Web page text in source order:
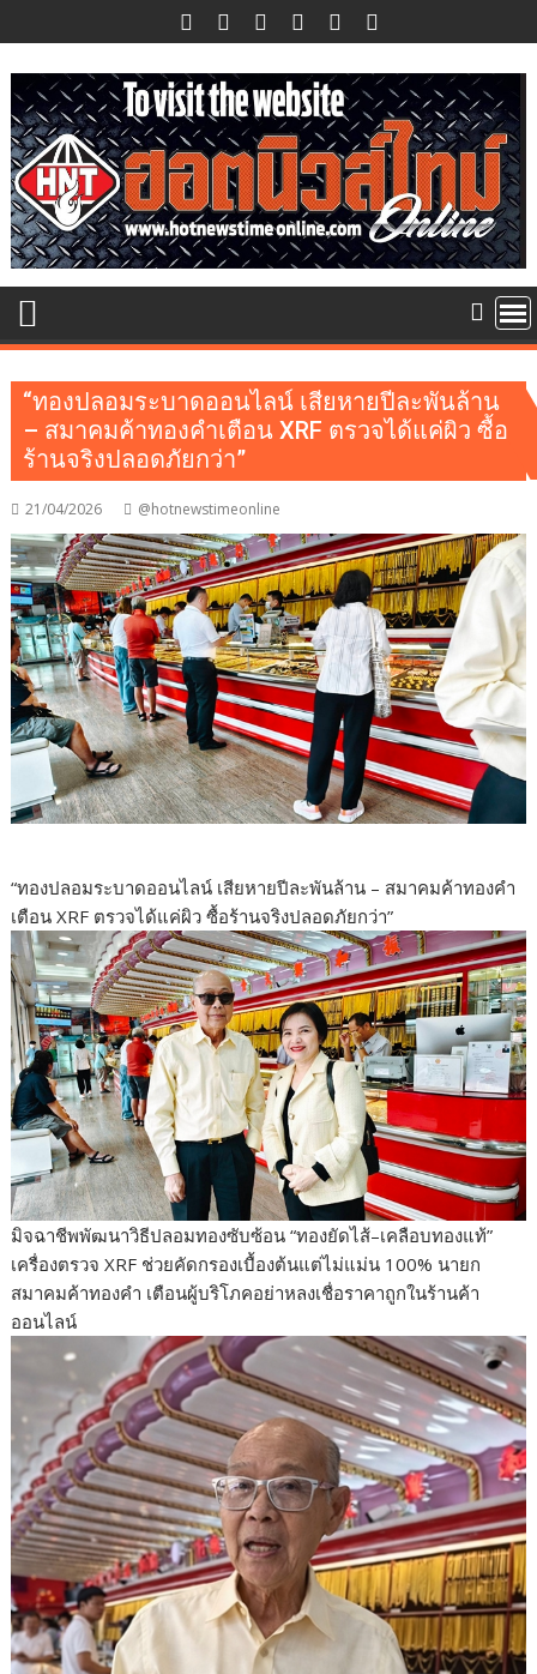
to
content
“ทองปลอมระบาดออนไลน์ เสียหายปีละพันล้าน
– สมาคมค้าทองคำเตือน XRF ตรวจได้แค่ผิว ซื้อ
ร้านจริงปลอดภัยกว่า”
21/04/2026 @hotnewstimeonline
“ทองปลอมระบาดออนไลน์ เสียหายปีละพันล้าน – สมาคมค้าทองคำ
เตือน XRF ตรวจได้แค่ผิว ซื้อร้านจริงปลอดภัยกว่า”
มิจฉาชีพพัฒนาวิธีปลอมทองซับซ้อน “ทองยัดไส้–เคลือบทองแท้”
เครื่องตรวจ XRF ช่วยคัดกรองเบื้องต้นแต่ไม่แม่น 100% นายก
สมาคมค้าทองคำ เตือนผู้บริโภคอย่าหลงเชื่อราคาถูกในร้านค้า
ออนไลน์